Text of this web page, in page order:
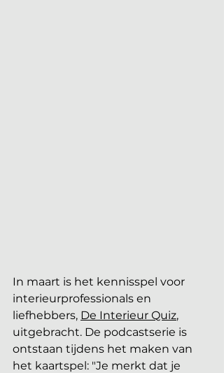
In maart is het kennisspel voor
interieurprofessionals en
liefhebbers, De Interieur Quiz,
uitgebracht. De podcastserie is
ontstaan tijdens het maken van
het kaartspel: "Je merkt dat je